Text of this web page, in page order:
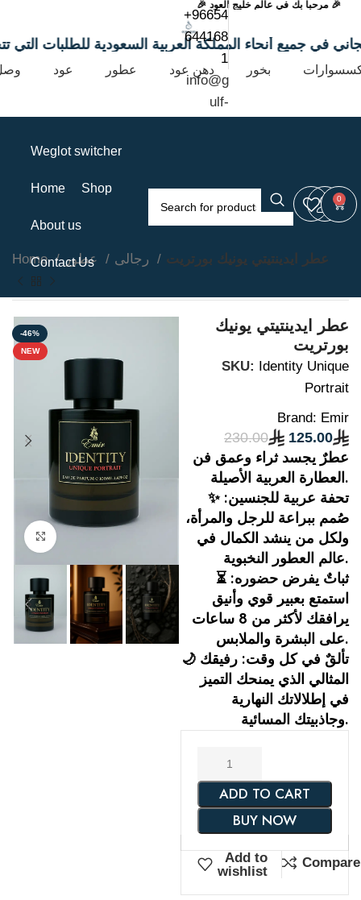
🎉 مرحباً بك في عالم خليج العود 🎉
مجاني في جميع أنحاء المملكة العربية السعودية للطلبات التي
عود عطور دهن عود بخور
+96654
644168
1
info@g
ulf-
Weglot switcher
Home Shop
About us
Contact Us
0
Home عطر ايدينتيتي يونيك بورتريت
-46%
NEW
عطر ايدينتيتي يونيك
بورتريت
SKU: Identity Unique
Portrait
Brand: Emir
230.00 125.00
عطرٌ يجسد ثراء وعمق فن
العطارة العربية الأصيلة.
✨ تحفة عربية للجنسين:
صُمم ببراعة للرجل والمرأة،
ولكل من ينشد الكمال في
عالم العطور النخبوية.
⏳ ثباتٌ يفرض حضوره:
استمتع بعبير قوي وأنيق
يرافقك لأكثر من 8 ساعات
على البشرة والملابس.
🌙 تألقٌ في كل وقت: رفيقك
المثالي الذي يمنحك التميز
في إطلالاتك النهارية
وجاذبيتك المسائية.
ADD TO CART
BUY NOW
Add to
wishlist
Compare